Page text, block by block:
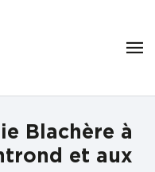
Blachère à
et aux